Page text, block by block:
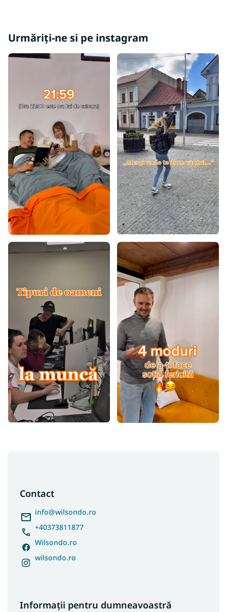
Urmăriți-ne si pe instagram
Contact
info@wilsondo.ro
+40373811877
Wilsondo.ro
wilsondo.ro
Informații pentru dumneavoastră